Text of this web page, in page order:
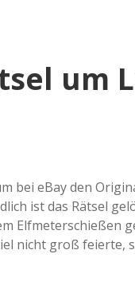
a
i
e
r
um
bei eBay den
ist das Rätsel
Elfmeterschießen
nicht groß feierte,